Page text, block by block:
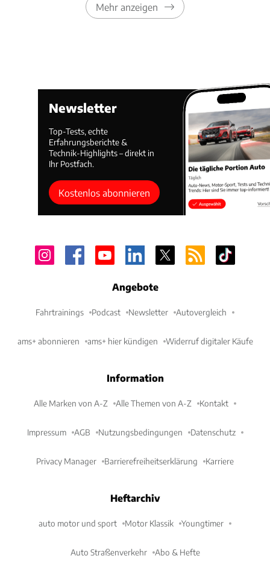
Mehr anzeigen
Newsletter
Top-Tests, echte
Erfahrungsberichte &
Technik-Highlights – direkt in
Ihr Postfach.
Kostenlos abonnieren
Angebote
Fahrtrainings Podcast Newsletter Autovergleich
ams+ abonnieren ams+ hier kündigen Widerruf digitaler Käufe
Information
Alle Marken von A-Z Alle Themen von A-Z Kontakt
Impressum AGB Nutzungsbedingungen Datenschutz
Privacy Manager Barrierefreiheitserklärung Karriere
Heftarchiv
auto motor und sport Motor Klassik Youngtimer
Auto Straßenverkehr Abo & Hefte